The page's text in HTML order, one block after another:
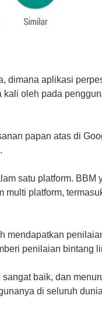
dimana aplikasi
kali oleh pada
papan atas di
satu platform. BBM
multi platform,
mendapatkan
penilaian bintang
baik, dan
di seluruh